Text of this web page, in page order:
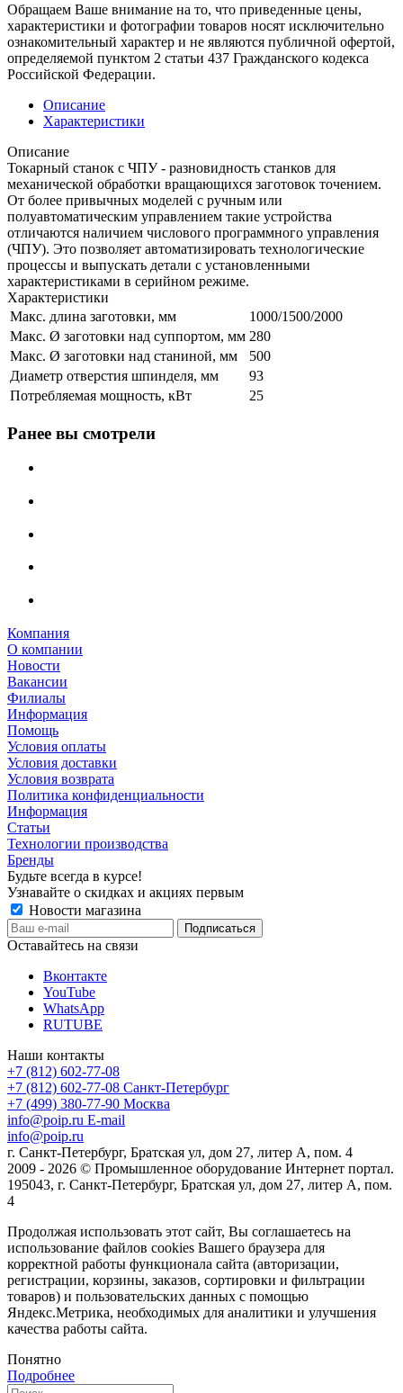
Обращаем Ваше внимание на то, что приведенные цены,
характеристики и фотографии товаров носят исключительно
ознакомительный характер и не являются публичной офертой,
определяемой пунктом 2 статьи 437 Гражданского кодекса
Российской Федерации.
Описание
Характеристики
Описание
Токарный станок с ЧПУ - разновидность станков для
механической обработки вращающихся заготовок точением.
От более привычных моделей с ручным или
полуавтоматическим управлением такие устройства
отличаются наличием числового программного управления
(ЧПУ). Это позволяет автоматизировать технологические
процессы и выпускать детали с установленными
характеристиками в серийном режиме.
Характеристики
Макс. длина заготовки, мм
1000/1500/2000
Макс. Ø заготовки над суппортом, мм 280
Макс. Ø заготовки над станиной, мм
500
Диаметр отверстия шпинделя, мм
93
Потребляемая мощность, кВт
25
Ранее вы смотрели
Компания
О компании
Новости
Вакансии
Филиалы
Информация
Помощь
Условия оплаты
Условия доставки
Условия возврата
Политика конфиденциальности
Информация
Статьи
Технологии производства
Бренды
Будьте всегда в курсе!
Узнавайте о скидках и акциях первым
Новости магазина
Оставайтесь на связи
Вконтакте
YouTube
WhatsApp
RUTUBE
Наши контакты
+7 (812) 602-77-08
+7 (812) 602-77-08 Санкт-Петербург
+7 (499) 380-77-90 Москва
info@poip.ru E-mail
info@poip.ru
г. Санкт-Петербург, Братская ул, дом 27, литер А, пом. 4
2009 - 2026 © Промышленное оборудование Интернет портал.
195043, г. Санкт-Петербург, Братская ул, дом 27, литер А, пом.
4
Продолжая использовать этот сайт, Вы соглашаетесь на
использование файлов cookies Вашего браузера для
корректной работы функционала сайта (авторизации,
регистрации, корзины, заказов, сортировки и фильтрации
товаров) и пользовательских данных с помощью
Яндекс.Метрика, необходимых для аналитики и улучшения
качества работы сайта.
Понятно
Подробнее